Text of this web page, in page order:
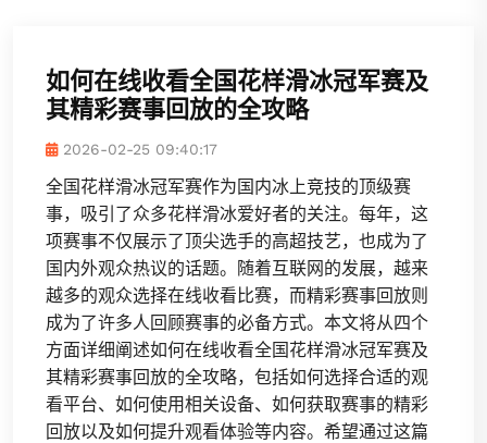
如何在线收看全国花样滑冰冠军赛及
其精彩赛事回放的全攻略
2026-02-25 09:40:17
全国花样滑冰冠军赛作为国内冰上竞技的顶级赛
事，吸引了众多花样滑冰爱好者的关注。每年，这
项赛事不仅展示了顶尖选手的高超技艺，也成为了
国内外观众热议的话题。随着互联网的发展，越来
越多的观众选择在线收看比赛，而精彩赛事回放则
成为了许多人回顾赛事的必备方式。本文将从四个
方面详细阐述如何在线收看全国花样滑冰冠军赛及
其精彩赛事回放的全攻略，包括如何选择合适的观
看平台、如何使用相关设备、如何获取赛事的精彩
回放以及如何提升观看体验等内容。希望通过这篇